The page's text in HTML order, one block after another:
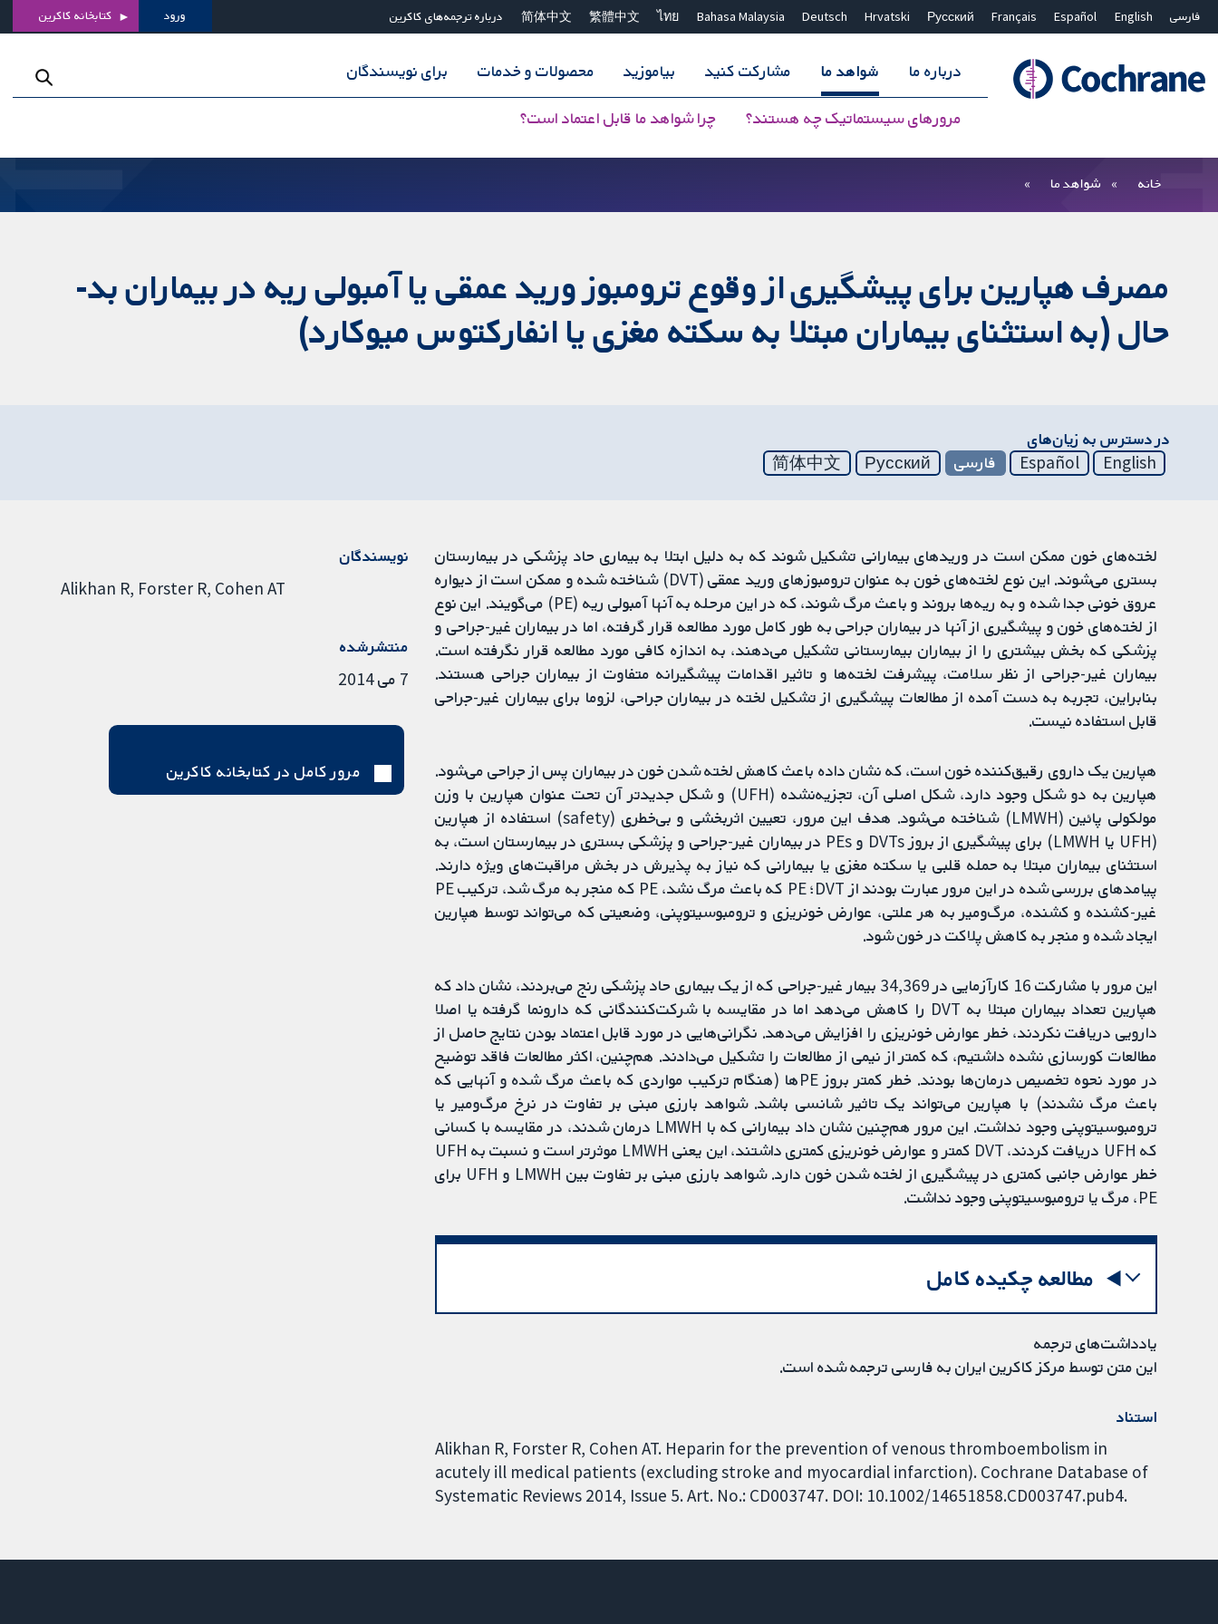
فارسی English
Español
Français
Русский
Hrvatski
Deutsch
Bahasa Malaysia
ไทย
繁體中文
简体中文 درباره ترجمه‌های کاکرین ورود کتابخانه کاکرین
درباره ما شواهد ما
مرورهای سیستماتیک چه هستند؟ چرا شواهد ما قابل اعتماد است؟
مشارکت کنید بیاموزید محصولات و خدمات برای نویسندگان
بستن جستجو ✖
خانه شواهد ما
مصرف هپارین برای پیشگیری از وقوع ترومبوز ورید عمقی یا آمبولی ریه در بیماران بد-
حال (به استثنای بیماران مبتلا به سکته مغزی یا انفارکتوس میوکارد)
در دسترس به زیان‌های
English
Español فارسی Русский
简体中文
لخته‌های خون ممکن است در وریدهای بیمارانی تشکیل شوند که به دلیل ابتلا به بیماری حاد پزشکی در بیمارستان
بستری می‌شوند. این نوع لخته‌های خون به عنوان ترومبوزهای ورید عمقی (DVT) شناخته شده و ممکن است از دیواره
عروق خونی جدا شده و به ریه‌ها بروند و باعث مرگ شوند، که در این مرحله به آنها آمبولی ریه (PE) می‌گویند. این نوع
از لخته‌های خون و پیشگیری از آنها در بیماران جراحی به طور کامل مورد مطالعه قرار گرفته، اما در بیماران غیر-جراحی و
پزشکی که بخش بیشتری را از بیماران بیمارستانی تشکیل می‌دهند، به اندازه کافی مورد مطالعه قرار نگرفته است.
بیماران غیر-جراحی از نظر سلامت، پیشرفت لخته‌ها و تاثیر اقدامات پیشگیرانه متفاوت از بیماران جراحی هستند.
بنابراین، تجربه به دست آمده از مطالعات پیشگیری از تشکیل لخته در بیماران جراحی، لزوما برای بیماران غیر-جراحی
قابل استفاده نیست.
هپارین یک داروی رقیق‌کننده خون است، که نشان داده باعث کاهش لخته شدن خون در بیماران پس از جراحی می‌شود.
هپارین به دو شکل وجود دارد، شکل اصلی آن، تجزیه‌نشده (UFH) و شکل جدیدتر آن تحت عنوان هپارین با وزن
مولکولی پائین (LMWH) شناخته می‌شود. هدف این مرور، تعیین اثربخشی و بی‌خطری (safety) استفاده از هپارین
(UFH یا LMWH) برای پیشگیری از بروز DVTs و PEs در بیماران غیر-جراحی و پزشکی بستری در بیمارستان است، به
استثنای بیماران مبتلا به حمله قلبی یا سکته مغزی یا بیمارانی که نیاز به پذیرش در بخش مراقبت‌های ویژه دارند.
پیامدهای بررسی شده در این مرور عبارت بودند از DVT؛ PE که باعث مرگ نشد، PE که منجر به مرگ شد، ترکیب PE
غیر-کشنده و کشنده، مرگ‌ومیر به هر علتی، عوارض خونریزی و ترومبوسیتوپنی، وضعیتی که می‌تواند توسط هپارین
ایجاد شده و منجر به کاهش پلاکت در خون شود.
این مرور با مشارکت 16 کارآزمایی در 34,369 بیمار غیر-جراحی که از یک بیماری حاد پزشکی رنج می‌بردند، نشان داد که
هپارین تعداد بیماران مبتلا به DVT را کاهش می‌دهد اما در مقایسه با شرکت‌کنندگانی که دارونما گرفته یا اصلا
دارویی دریافت نکردند، خطر عوارض خونریزی را افزایش می‌دهد. نگرانی‌هایی در مورد قابل اعتماد بودن نتایج حاصل از
مطالعات کورسازی نشده داشتیم، که کمتر از نیمی از مطالعات را تشکیل می‌دادند. هم‌چنین، اکثر مطالعات فاقد توضیح
در مورد نحوه تخصیص درمان‌ها بودند. خطر کمتر بروز PEها (هنگام ترکیب مواردی که باعث مرگ شده و آنهایی که
باعث مرگ نشدند) با هپارین می‌تواند یک تاثیر شانسی باشد. شواهد بارزی مبنی بر تفاوت در نرخ مرگ‌ومیر یا
ترومبوسیتوپنی وجود نداشت. این مرور هم‌چنین نشان داد بیمارانی که با LMWH درمان شدند، در مقایسه با کسانی
که UFH دریافت کردند، DVT کمتر و عوارض خونریزی کمتری داشتند، این یعنی LMWH موثرتر است و نسبت به UFH
خطر عوارض جانبی کمتری در پیشگیری از لخته شدن خون دارد. شواهد بارزی مبنی بر تفاوت بین LMWH و UFH برای
PE، مرگ یا ترومبوسیتوپنی وجود نداشت.
مطالعه چکیده کامل
یادداشت‌های ترجمه
این متن توسط مرکز کاکرین ایران به فارسی ترجمه شده است.
استناد
Alikhan R, Forster R, Cohen AT. Heparin for the prevention of venous thromboembolism in
acutely ill medical patients (excluding stroke and myocardial infarction). Cochrane Database of
Systematic Reviews 2014, Issue 5. Art. No.: CD003747. DOI: 10.1002/14651858.CD003747.pub4.
نویسندگان
Alikhan R Forster R Cohen AT
منتشرشده
7 می 2014
مرور کامل در کتابخانه کاکرین